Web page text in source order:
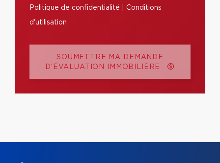
Politique de confidentialité Conditions
d'utilisation
SOUMETTRE MA DEMANDE
D'ÉVALUATION IMMOBILIÈRE